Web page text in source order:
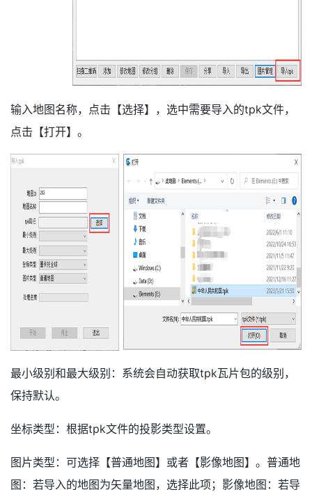
输入地图名称，点击【选择】，选中需要导入的tpk文件，
点击【打开】。
最小级别和最大级别：系统会自动获取tpk瓦片包的级别，
保持默认。
坐标类型：根据tpk文件的投影类型设置。
图片类型：可选择【普通地图】或者【影像地图】。普通地
图：若导入的地图为矢量地图，选择此项；影像地图：若导